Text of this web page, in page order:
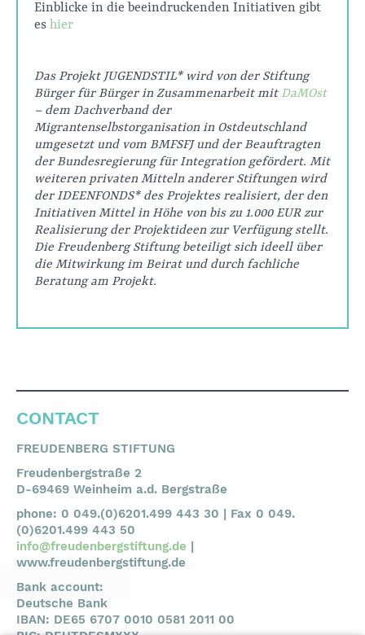
Einblicke in die beeindruckenden Initiativen gibt
es hier
Das Projekt JUGENDSTIL* wird von der Stiftung
Bürger für Bürger in Zusammenarbeit mit DaMOst
– dem Dachverband der
Migrantenselbstorganisation in Ostdeutschland
umgesetzt und vom BMFSFJ und der Beauftragten
der Bundesregierung für Integration gefördert. Mit
weiteren privaten Mitteln anderer Stiftungen wird
der IDEENFONDS* des Projektes realisiert, der den
Initiativen Mittel in Höhe von bis zu 1.000 EUR zur
Realisierung der Projektideen zur Verfügung stellt.
Die Freudenberg Stiftung beteiligt sich ideell über
die Mitwirkung im Beirat und durch fachliche
Beratung am Projekt.
CONTACT
FREUDENBERG STIFTUNG
Freudenbergstraße 2
D-69469 Weinheim a.d. Bergstraße
phone: 0 049.(0)6201.499 443 30 | Fax 0 049.
(0)6201.499 443 50
info@freudenbergstiftung.de |
www.freudenbergstiftung.de
Bank account:
Deutsche Bank
IBAN: DE65 6707 0010 0581 2011 00